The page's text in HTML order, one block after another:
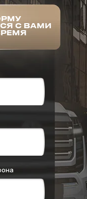
С ВАМИ